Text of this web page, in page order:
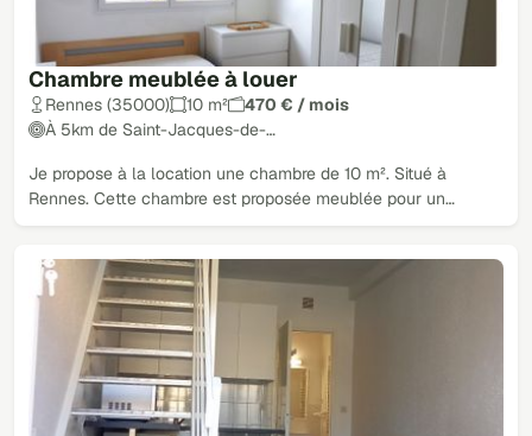
Chambre meublée à louer
Rennes (35000) 10 m²
470 € / mois
À 5km de Saint-Jacques-de-…
Je propose à la location une chambre de 10 m². Situé à
Rennes. Cette chambre est proposée meublée pour un…